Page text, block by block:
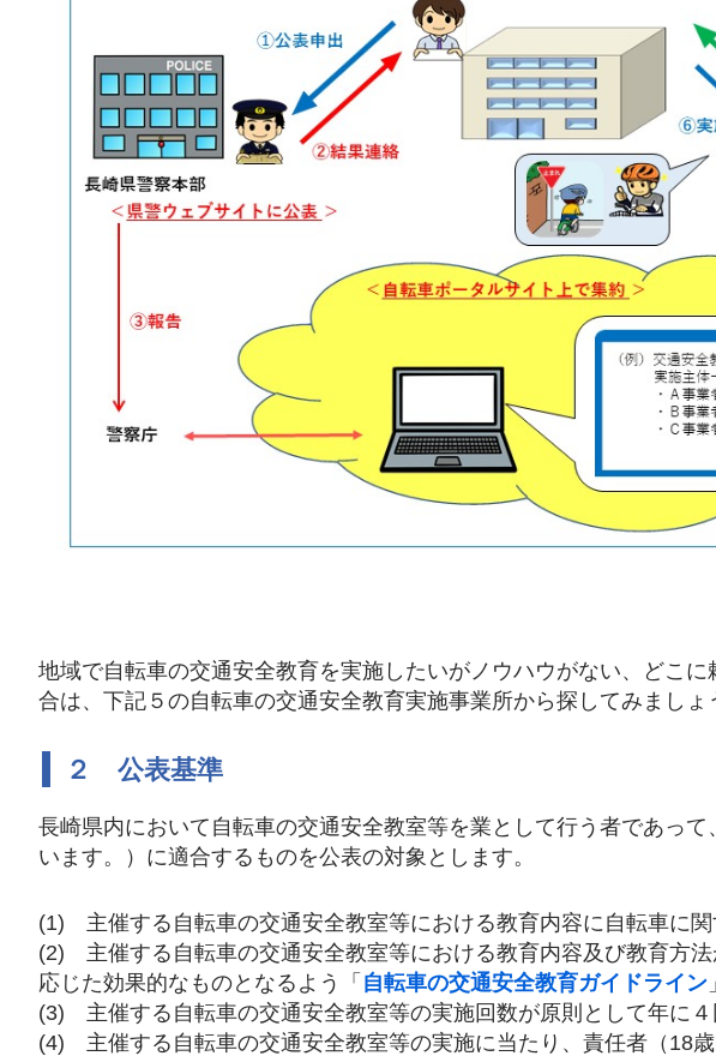
地域で自転車の交通安全教育を実施したいがノウハウがない、どこ
合は、下記５の自転車の交通安全教育実施事業所から探してみましょ
２ 公表基準
長崎県内において自転車の交通安全教室等を業として行う者であっ
います。）に適合するものを公表の対象とします。
(1) 主催する自転車の交通安全教室等における教育内容に自転車に関
(2) 主催する自転車の交通安全教室等における教育内容及び教育方
応じた効果的なものとなるよう「自転車の交通安全教育ガイドライン
(3) 主催する自転車の交通安全教室等の実施回数が原則として年に４
(4) 主催する自転車の交通安全教室等の実施に当たり、責任者（18